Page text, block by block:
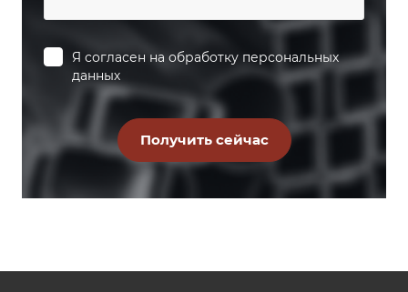
Я согласен на обработку персональных
данных